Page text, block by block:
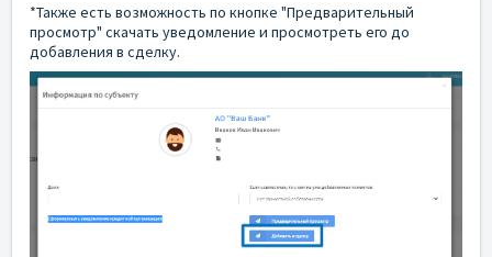
*Также есть возможность по кнопке "Предварительный
просмотр" скачать уведомление и просмотреть его до
добавления в сделку.